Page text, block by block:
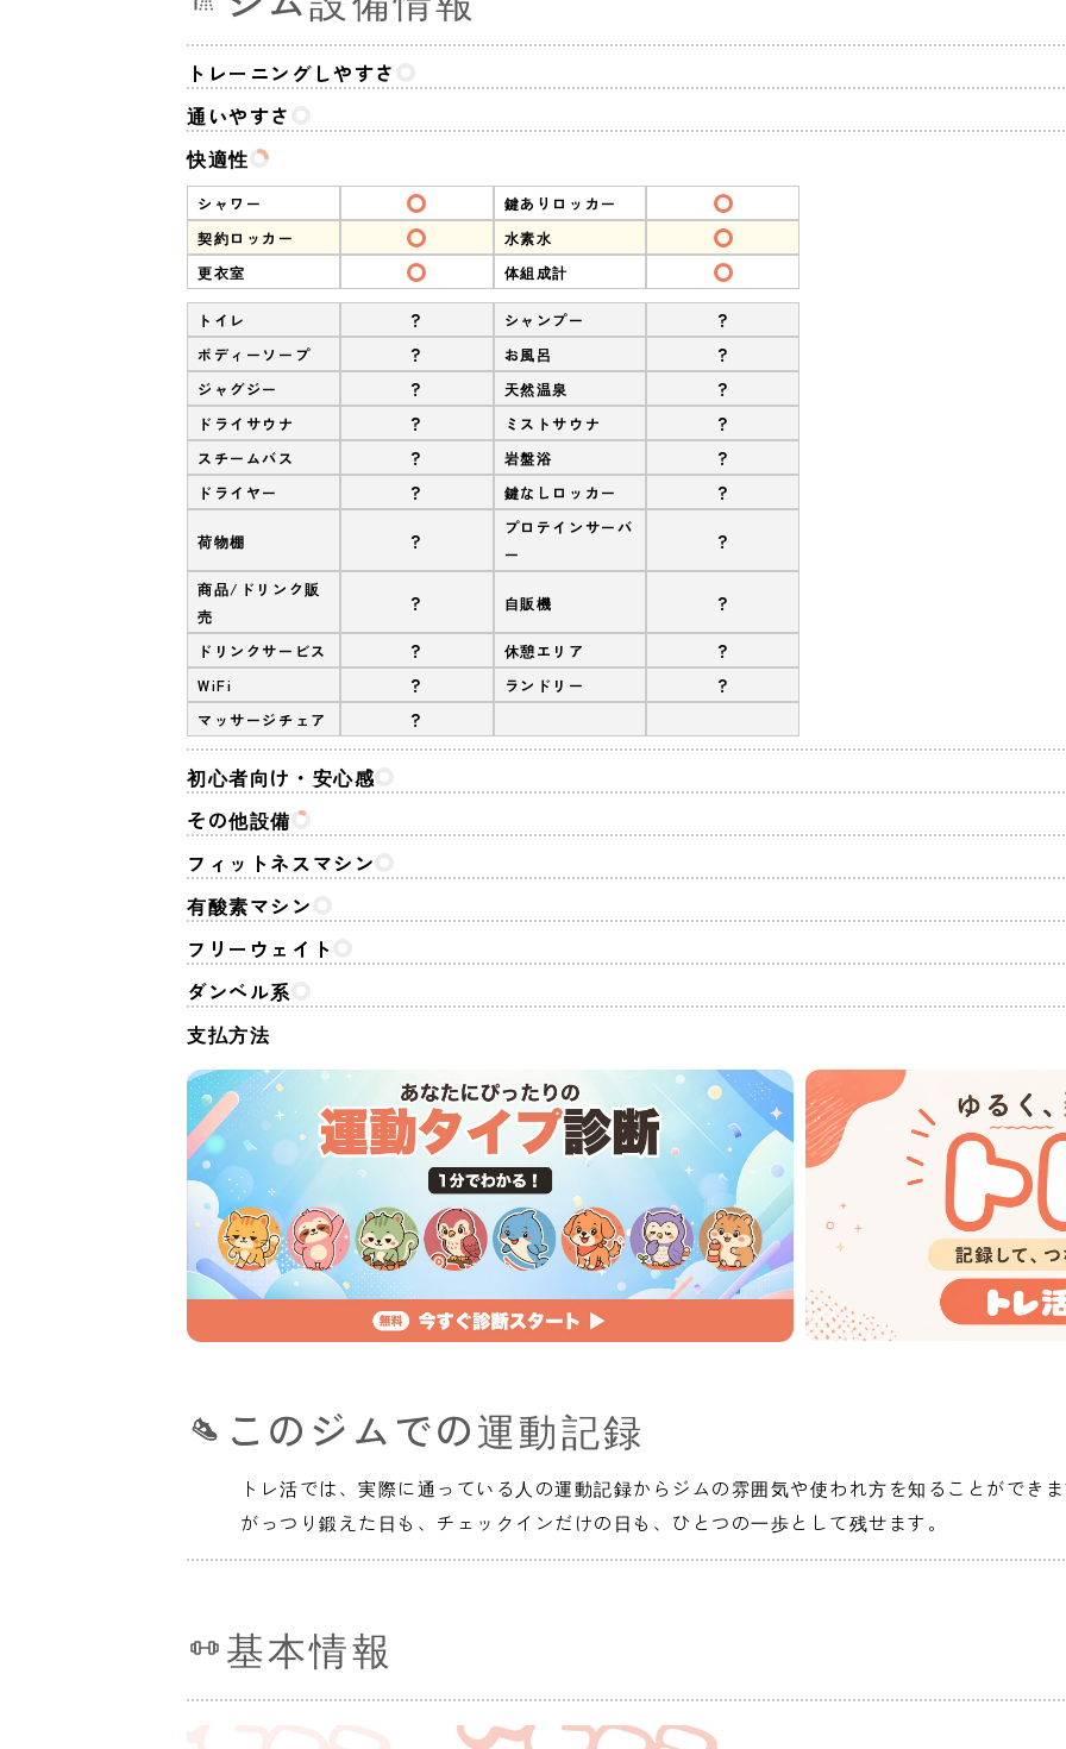
トレーニングしやすさ
通いやすさ
快適性
シャワー
鍵ありロッカー
契約ロッカー
水素水
更衣室
体組成計
トイレ ? シャンプー ?
ボディーソープ ? お風呂 ?
ジャグジー ? 天然温泉 ?
ドライサウナ ? ミストサウナ ?
スチームバス ? 岩盤浴 ?
ドライヤー ? 鍵なしロッカー ?
荷物棚 ?
プロテインサーバ
ー
?
商品/ドリンク販
売
? 自販機 ?
ドリンクサービス ? 休憩エリア ?
WiFi ? ランドリー ?
マッサージチェア ?
初心者向け・安心感
その他設備
フィットネスマシン
有酸素マシン
フリーウェイト
ダンベル系
支払方法
このジムでの運動記録
トレ活では、実際に通っている人の運動記録からジムの雰囲気や使われ方を知ることができ
がっつり鍛えた日も、チェックインだけの日も、ひとつの一歩として残せます。
基本情報